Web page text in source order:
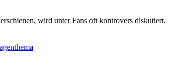
wird unter Fans oft kontrovers diskutiert.